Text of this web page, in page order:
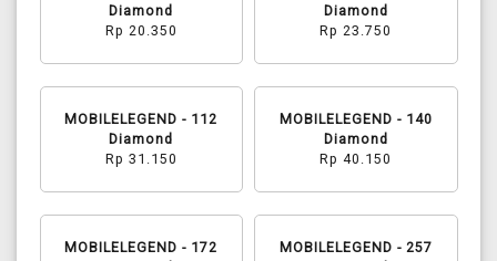
Diamond
Rp 20.350
Diamond
Rp 23.750
MOBILELEGEND - 112
Diamond
Rp 31.150
MOBILELEGEND - 140
Diamond
Rp 40.150
MOBILELEGEND - 172
MOBILELEGEND - 257